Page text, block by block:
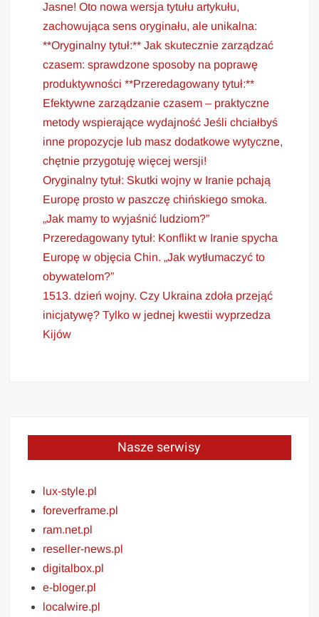
Jasne! Oto nowa wersja tytułu artykułu,
zachowująca sens oryginału, ale unikalna:
**Oryginalny tytuł:** Jak skutecznie zarządzać
czasem: sprawdzone sposoby na poprawę
produktywności **Przeredagowany tytuł:**
Efektywne zarządzanie czasem – praktyczne
metody wspierające wydajność Jeśli chciałbyś
inne propozycje lub masz dodatkowe wytyczne,
chętnie przygotuję więcej wersji!
Oryginalny tytuł: Skutki wojny w Iranie pchają
Europę prosto w paszczę chińskiego smoka.
„Jak mamy to wyjaśnić ludziom?”
Przeredagowany tytuł: Konflikt w Iranie spycha
Europę w objęcia Chin. „Jak wytłumaczyć to
obywatelom?”
1513. dzień wojny. Czy Ukraina zdoła przejąć
inicjatywę? Tylko w jednej kwestii wyprzedza
Kijów
Nasze serwisy
lux-style.pl
foreverframe.pl
ram.net.pl
reseller-news.pl
digitalbox.pl
e-bloger.pl
localwire.pl